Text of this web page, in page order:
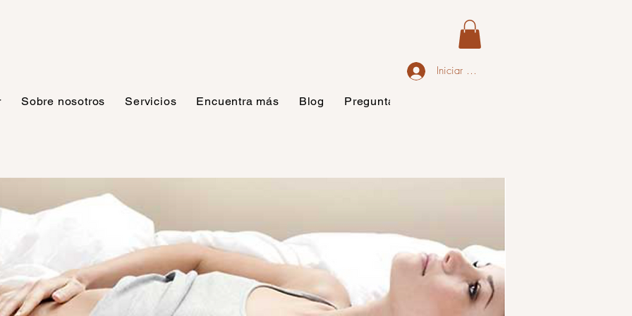
Iniciar sesión
Sobre nosotros Servicios Encuentra más Blog Preguntas frecuentes